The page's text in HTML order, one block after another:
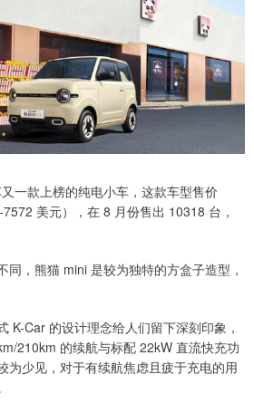
一款上榜的纯电小车，这款车型售价
美元），在 8 月份售出 10318 台，
同，熊猫 mini 是较为独特的方盒子造型，
K-Car 的设计理念给人们留下深刻印象，
210km 的续航与标配 22kW 直流快充功
为少见，对于有续航焦虑且疲于充电的用